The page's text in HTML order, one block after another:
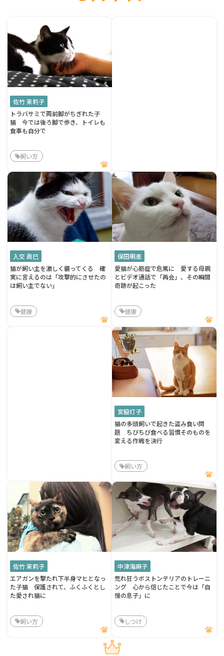
佐竹 茉莉子
トラバサミで両前脚がちぎれた子
猫 今では後ろ脚で歩き、トイレも
食事も自分で
飼い方
入交 眞巳
猫が飼い主を激しく襲ってくる 確
実に言えるのは「攻撃的にさせたの
は飼い主でない」
健康
保田明恵
愛猫が心筋症で危篤に 愛する母親
とビデオ通話で「再会」、その瞬間
奇跡が起こった
健康
宮脇灯子
猫の多頭飼いで起きた盗み食い問
題 ちびちび食べる習慣そのものを
変える作戦を決行
飼い方
佐竹 茉莉子
エアガンを撃たれ下半身マヒとなっ
た子猫 保護されて、ふくふくとし
た愛され猫に
飼い方
中津海麻子
荒れ狂うボストンテリアのトレーニ
ング 心から信じたことで今は「自
慢の息子」に
しつけ